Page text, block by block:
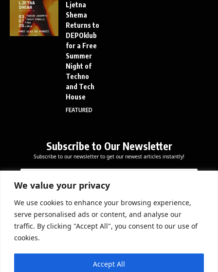
We value your privacy
We use cookies to enhance your browsing experience,
serve personalised ads or content, and analyse our
traffic. By clicking "Accept All", you consent to our use of
cookies.
Accept All
Ljetna
Shema
Returns to
DEPOklub
for a Free
Summer
Night of
Techno
and Tech
House
FEATURED
Subscribe to Our Newsletter
Subscribe to our newsletter to get our newest articles instantly!
m
i
l
m
a
l
E
m
a
i
*
Subscribe Now